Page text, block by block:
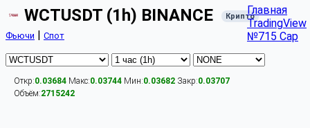
WCTUSDT (1h) BINANCE Крипто
Фьючи | Спот
Главная
TradingView
№715 Cap
Откр:0.03684 Макс:0.03744 Мин:0.03682 Закр:0.03707
Объём:2715242